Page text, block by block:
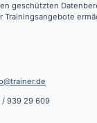
geschützten
Trainingsangebote
/ 939 29 609